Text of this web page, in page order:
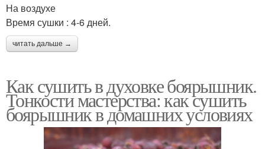
На воздухе
Время сушки : 4-6 дней.
читать дальше →
Как сушить в духовке боярышник.
Тонкости мастерства: как сушить
боярышник в домашних условиях